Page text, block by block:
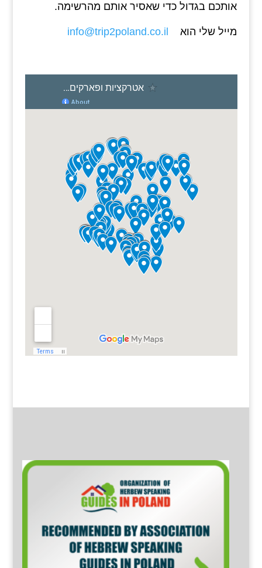
אותכם בגדול כדי שאסיר אותם מהרשימה.
מייל שלי הוא info@trip2poland.co.il